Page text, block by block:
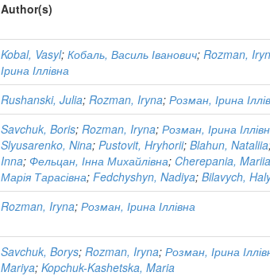
Author(s)
Kobal, Vasyl; Кобаль, Василь Іванович; Rozman,
Ірина Іллівна
Rushanski, Julia; Rozman, Iryna; Розман, Ірина
Savchuk, Boris; Rozman, Iryna; Розман, Ірина
Slyusarenko, Nina; Pustovit, Hryhorii; Blahun, Nataliia
Inna; Фельцан, Інна Михайлівна; Cherepania, Mariia
Марія Тарасівна; Fedchyshyn, Nadiya; Bilavych,
Rozman, Iryna; Розман, Ірина Іллівна
Savchuk, Borys; Rozman, Iryna; Розман, Ірина
Mariya; Kopchuk-Kashetska, Maria